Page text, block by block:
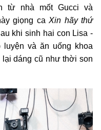
từ nhà mốt Gucci và
giọng ca Xin hãy thứ
khi sinh hai con Lisa -
luyện và ăn uống khoa
lại dáng cũ như thời son